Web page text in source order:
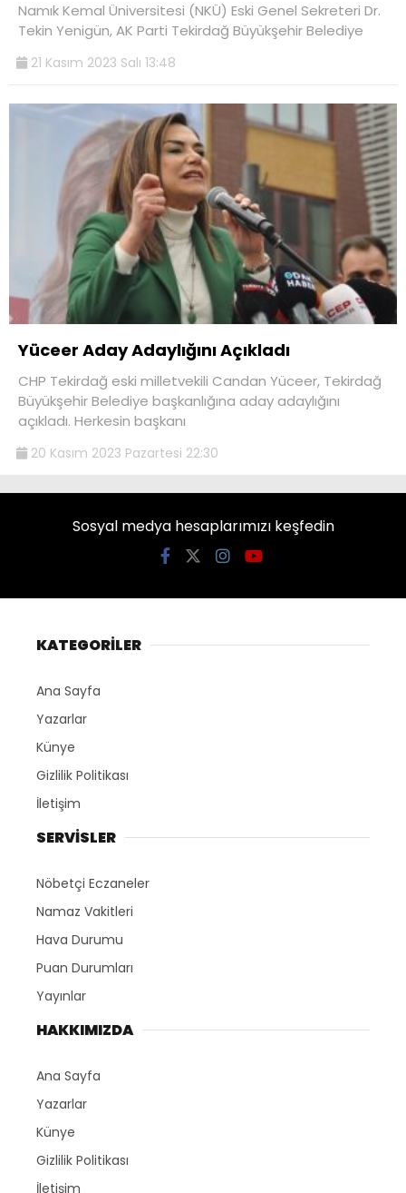
Namık Kemal Üniversitesi (NKÜ) Eski Genel Sekreteri Dr.
Tekin Yenigün, AK Parti Tekirdağ Büyükşehir Belediye
21 Kasım 2023 Salı 13:48
Yüceer Aday Adaylığını Açıkladı
CHP Tekirdağ eski milletvekili Candan Yüceer, Tekirdağ
Büyükşehir Belediye başkanlığına aday adaylığını
açıkladı. Herkesin başkanı
20 Kasım 2023 Pazartesi 22:30
Sosyal medya hesaplarımızı keşfedin
KATEGORİLER
Ana Sayfa
Yazarlar
Künye
Gizlilik Politikası
İletişim
SERVİSLER
Nöbetçi Eczaneler
Namaz Vakitleri
Hava Durumu
Puan Durumları
Yayınlar
HAKKIMIZDA
Ana Sayfa
Yazarlar
Künye
Gizlilik Politikası
İletişim